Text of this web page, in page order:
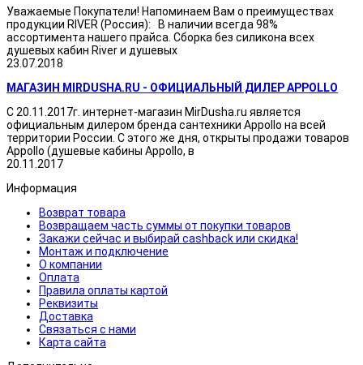
Уважаемые Покупатели! Напоминаем Вам о преимуществах
продукции RIVER (Россия): В наличии всегда 98%
ассортимента нашего прайса. Сборка без силикона всех
душевых кабин River и душевых
23.07.2018
МАГАЗИН MIRDUSHA.RU - ОФИЦИАЛЬНЫЙ ДИЛЕР APPOLLO
С 20.11.2017г. интернет-магазин MirDusha.ru является
официальным дилером бренда сантехники Appollo на всей
территории России. С этого же дня, открыты продажи товаров
Appollo (душевые кабины Appollo, в
20.11.2017
Информация
Возврат товара
Возвращаем часть суммы от покупки товаров
Закажи сейчас и выбирай cashback или скидка!
Монтаж и подключение
О компании
Оплата
Правила оплаты картой
Реквизиты
Доставка
Связаться с нами
Карта сайта